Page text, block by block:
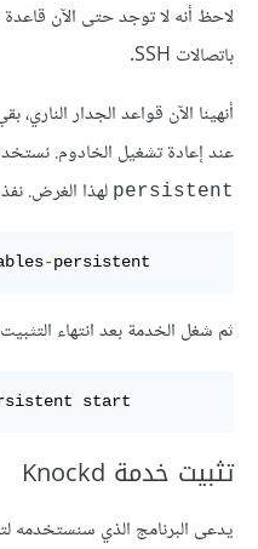
لاحظ أنه لا توجد حتى الآن
باتصالات SSH.
أنهينا الآن قواعد الجدار الناري،
عند إعادة تشغيل الخادوم.
persistent لهذا الغرض. نفذ
-persistent
ثم شغل الخدمة بعد انتهاء
start
تثبيت خدمة Knockd
يدعى البرنامج الذي سنستخدمه